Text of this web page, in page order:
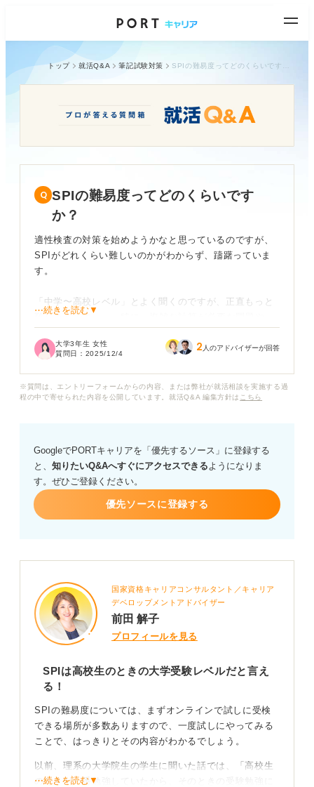
トップ 就活Q&A 筆記試験対策
SPIの難易度ってどのくらいです
か？
適性検査の対策を始めようかなと思っているのですが、
SPIがどれくらい難しいのかがわからず、躊躇っていま
す。
「中学〜高校レベル」とよく聞くのですが、正直もっと
難しそうです......。特に、複雑な計算が必要な問題や、
も教えてください。
⋯続きを読む▼
大学3年生 女性
質問日： 2025/12/4 2 人のアドバイザーが回答
※質問は、エントリーフォームからの内容、または弊社が就活相談を実施する過
程の中で寄せられた内容を公開しています。就活Q&A 編集方針は こちら
GoogleでPORTキャリアを「優先するソース」に登録する
と、 知りたいQ&Aへすぐにアクセスできるようになりま
す。ぜひご登録ください。
優先ソースに登録する
国家資格キャリアコンサルタント／キャリア
デベロップメントアドバイザー
前田 解子
プロフィールを見る
SPIは高校生のときの大学受験レベルだと言え
る！
SPIの難易度については、まずオンラインで試しに受検
できる場所が多数ありますので、一度試しにやってみる
ことで、はっきりとその内容がわかるでしょう。
以前、理系の大学院生の学生に聞いた話では、「高校生
のときが一番勉強していたから、そのときの受験勉強に
⋯続きを読む▼